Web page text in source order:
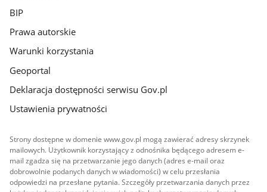
BIP
Prawa autorskie
Warunki korzystania
Geoportal
Deklaracja dostępności serwisu Gov.pl
Ustawienia prywatności
Strony dostępne w domenie www.gov.pl mogą zawierać adresy skrzynek
mailowych. Użytkownik korzystający z odnośnika będącego adresem e-
mail zgadza się na przetwarzanie jego danych (adres e-mail oraz
dobrowolnie podanych danych w wiadomości) w celu przesłania
odpowiedzi na przesłane pytania. Szczegóły przetwarzania danych przez